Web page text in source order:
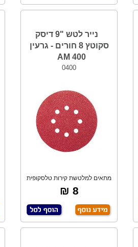
נייר לטש "9 דיסק
סקוטץ 8 חורים - גרעין
400 AM
0400
מתאים למלטשת קירות טלסקופית
עגולה בקוטר
8 ₪